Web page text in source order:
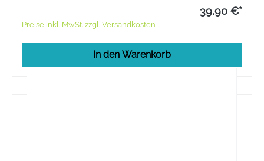
39,90 €*
Preise inkl. MwSt. zzgl. Versandkosten
In den Warenkorb